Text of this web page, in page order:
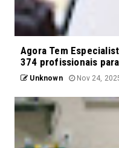
Agora Tem
374 profissionais
Unknown Nov 24,